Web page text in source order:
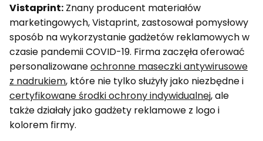
Vistaprint: Znany producent materiałów
marketingowych, Vistaprint, zastosował pomysłowy
sposób na wykorzystanie gadżetów reklamowych w
czasie pandemii COVID-19. Firma zaczęła oferować
personalizowaneochronne maseczki antywirusowe
z nadrukiem, które nie tylko służyły jako niezbędne i
certyfikowane środki ochrony indywidualnej, ale
także działały jako gadżety reklamowe z logo i
kolorem firmy.